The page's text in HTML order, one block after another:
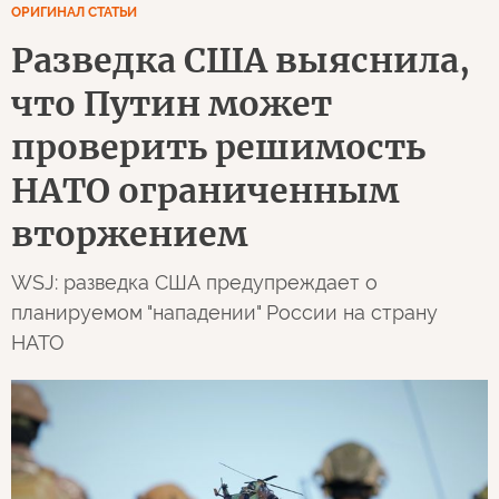
ОРИГИНАЛ СТАТЬИ
Разведка США выяснила,
что Путин может
проверить решимость
НАТО ограниченным
вторжением
WSJ: разведка США предупреждает о
планируемом "нападении" России на страну
НАТО